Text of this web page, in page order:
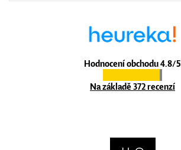
Hodnocení obchodu 4.8/5
Na základě 372 recenzí